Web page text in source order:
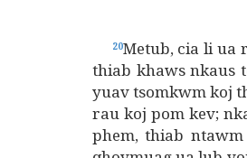
20Metub, cia li ua
thiab khaws nkaus
yuav tsomkwm koj
rau koj pom kev;
phem, thiab